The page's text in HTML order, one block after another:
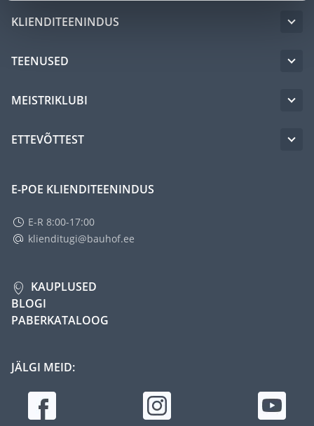
KLIENDITEENINDUS
TEENUSED
MEISTRIKLUBI
ETTEVÕTTEST
E-POE KLIENDITEENINDUS
E-R 8:00-17:00
klienditugi@bauhof.ee
KAUPLUSED
BLOGI
PABERKATALOOG
JÄLGI MEID: